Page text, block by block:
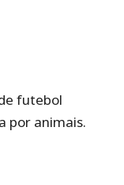
futebol
por animais.